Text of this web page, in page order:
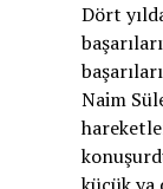
Dört
Naim